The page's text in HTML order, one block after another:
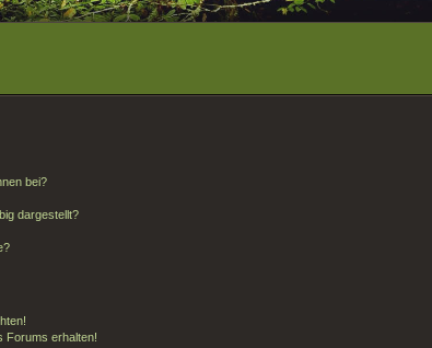
bei?
dargestellt?
Forums erhalten!